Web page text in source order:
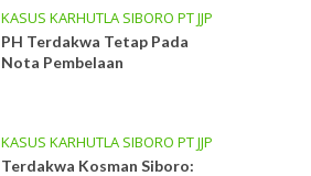
KASUS KARHUTLA SIBORO PT JJP
PH Terdakwa Tetap Pada
Nota Pembelaan
KASUS KARHUTLA SIBORO PT JJP
Terdakwa Kosman Siboro: